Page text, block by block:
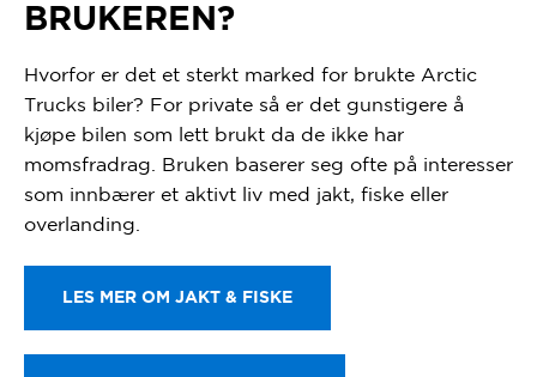
BRUKEREN?
Hvorfor er det et sterkt marked for brukte Arctic
Trucks biler? For private så er det gunstigere å
kjøpe bilen som lett brukt da de ikke har
momsfradrag. Bruken baserer seg ofte på interesser
som innbærer et aktivt liv med jakt, fiske eller
overlanding.
LES MER OM JAKT & FISKE